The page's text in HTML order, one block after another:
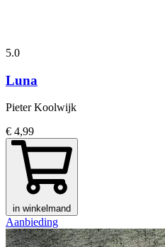
5.0
Luna
Pieter Koolwijk
€ 4,99
in winkelmand
Aanbieding